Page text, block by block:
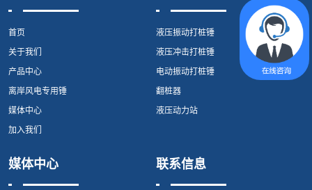
首页
关于我们
产品中心
离岸风电专用锤
媒体中心
加入我们
液压振动打桩锤
液压冲击打桩锤
电动振动打桩锤
翻桩器
液压动力站
媒体中心 联系信息